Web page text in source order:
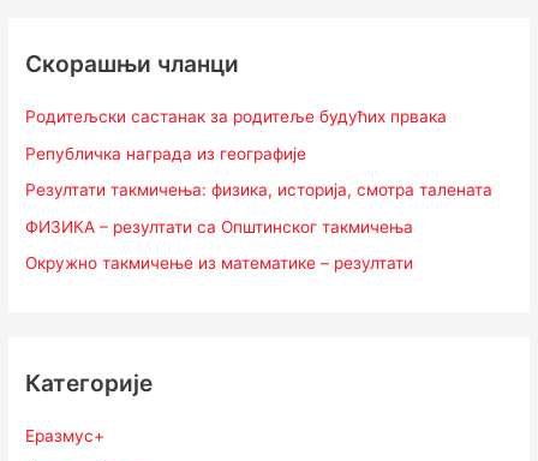
Скорашњи чланци
Родитељски састанак за родитеље будућих првака
Републичка награда из географије
Резултати такмичења: физика, историја, смотра талената
ФИЗИКА – резултати са Општинског такмичења
Окружно такмичење из математике – резултати
Категорије
Еразмус+